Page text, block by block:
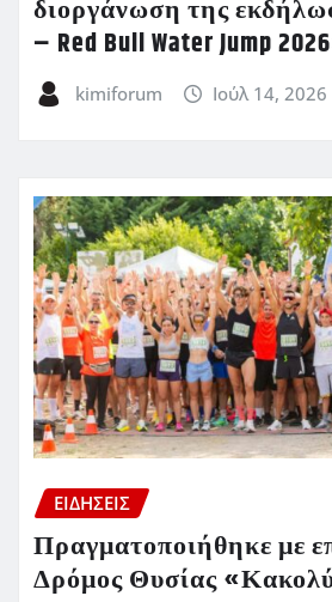
διοργάνωση της
– Red Bull Water Jump
kimiforum Ιούλ 14, 2026
ΕΙΔΗΣΕΙΣ
Πραγματοποιήθηκε με
Δρόμος Θυσίας